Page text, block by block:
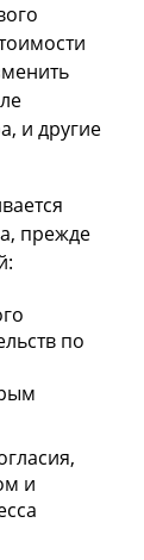
и другие
прежде
по
и